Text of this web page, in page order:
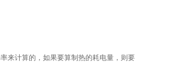
来计算的，如果要算制热的耗电量，则要